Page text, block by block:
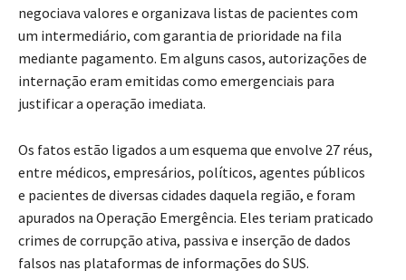
negociava valores e organizava listas de pacientes com
um intermediário, com garantia de prioridade na fila
mediante pagamento. Em alguns casos, autorizações de
internação eram emitidas como emergenciais para
justificar a operação imediata.
Os fatos estão ligados a um esquema que envolve 27 réus,
entre médicos, empresários, políticos, agentes públicos
e pacientes de diversas cidades daquela região, e foram
apurados na Operação Emergência. Eles teriam praticado
crimes de corrupção ativa, passiva e inserção de dados
falsos nas plataformas de informações do SUS.